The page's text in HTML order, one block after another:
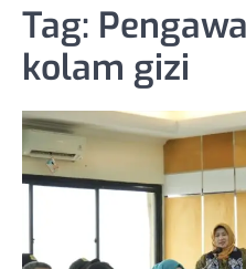
Tag:
kolam gizi